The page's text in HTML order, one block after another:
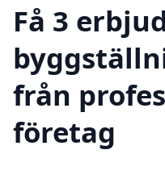
Få 3
från
företag